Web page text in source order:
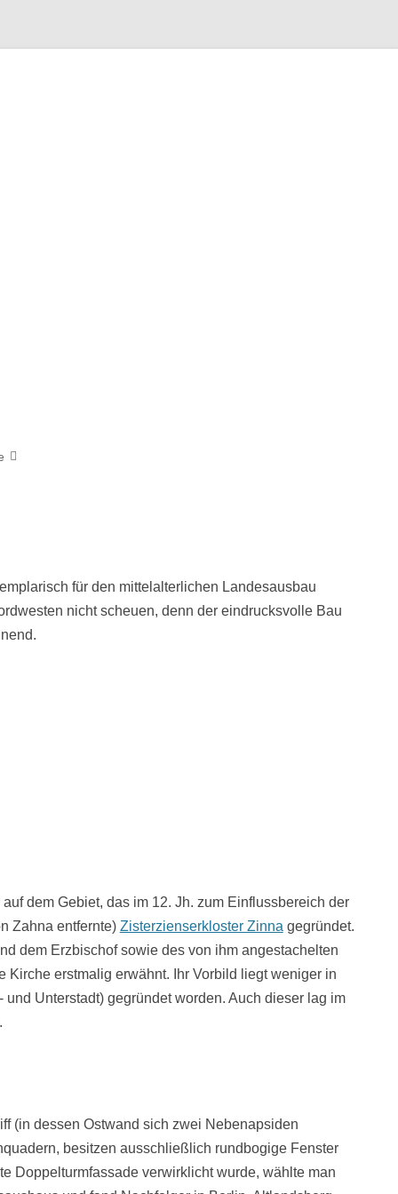
für den mittelalterlichen Landesausbau
nicht scheuen, denn der eindrucksvolle Bau
dem Gebiet, das im 12. Jh. zum Einflussbereich der
Zahna entfernte) Zisterzienserkloster Zinna gegründet.
dem Erzbischof sowie des von ihm angestachelten
erstmalig erwähnt. Ihr Vorbild liegt weniger in
Unterstadt) gegründet worden. Auch dieser lag im
(in dessen Ostwand sich zwei Nebenapsiden
besitzen ausschließlich rundbogige Fenster
Doppelturmfassade verwirklicht wurde, wählte man